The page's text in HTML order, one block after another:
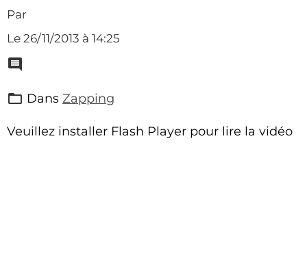
Par
Le 26/11/2013 à 14:25
Dans Zapping
Veuillez installer Flash Player pour lire la vidéo